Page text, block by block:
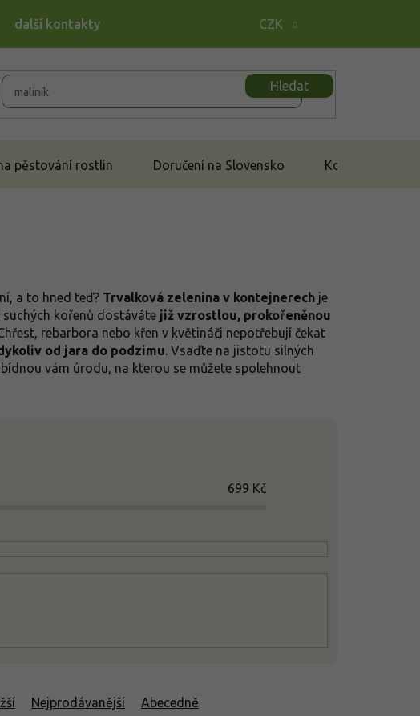
CZK
další kontakty
Hledat
pěstování rostlin Doručení na Slovensko Kontakt
a to hned teď? Trvalková zelenina v kontejnerech je
kořenů dostáváte již vzrostlou, prokořeněnou
rebarbora nebo křen v květináči nepotřebují čekat
od jara do podzimu. Vsaďte na jistotu silných
vám úrodu, na kterou se můžete spolehnout
Nejprodávanější Abecedně
699 Kč